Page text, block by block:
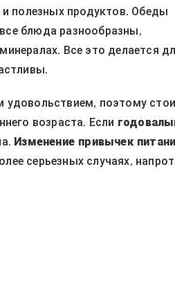
полезных продуктов. Обеды
блюда разнообразны,
Все это делается
поэтому
возраста. Если
Изменение привычек
серьезных случаях,